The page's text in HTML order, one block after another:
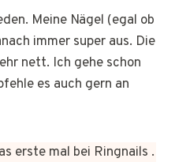
Meine Nägel (egal ob
immer super aus. Die
nett. Ich gehe schon
es auch gern an
erste mal bei Ringnails .